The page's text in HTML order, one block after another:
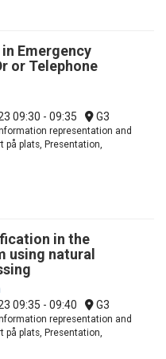
Emergency
or Telephone
09:30 - 09:35 G3
representation and
på plats, Presentation,
in the
using natural
09:35 - 09:40 G3
representation and
på plats, Presentation,